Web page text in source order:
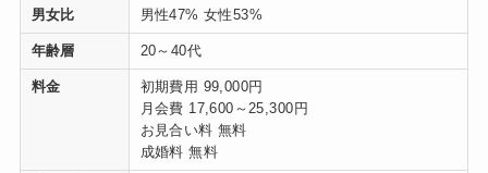
男女比 男性47% 女性53%
年齢層 20～40代
料金
初期費用 99,000円
月会費 17,600～25,300円
お見合い料 無料
成婚料 無料